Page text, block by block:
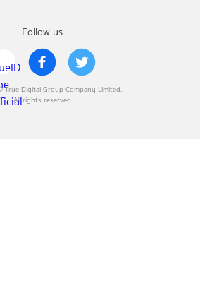
Follow us
Digital Group Company Limited.
All rights reserved